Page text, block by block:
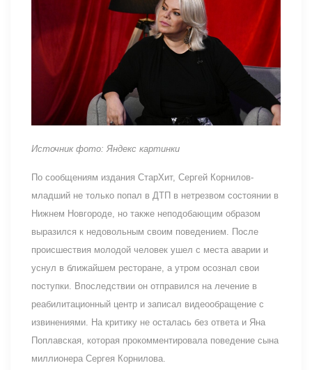
Источник фото: Яндекс картинки
По сообщениям издания СтарХит, Сергей Корнилов-
младший не только попал в ДТП в нетрезвом состоянии в
Нижнем Новгороде, но также неподобающим образом
выразился к недовольным своим поведением. После
происшествия молодой человек ушел с места аварии и
уснул в ближайшем ресторане, а утром осознал свои
поступки. Впоследствии он отправился на лечение в
реабилитационный центр и записал видеообращение с
извинениями. На критику не осталась без ответа и Яна
Поплавская, которая прокомментировала поведение сына
миллионера Сергея Корнилова.